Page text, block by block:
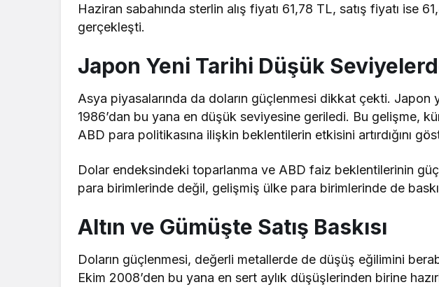
Haziran sabahında sterlin alış fiyatı 61,78 TL, satış fiyatı ise
gerçekleşti.
Japon Yeni Tarihi Düşük
Asya piyasalarında da doların güçlenmesi dikkat çekti. Japon
1986’dan bu yana en düşük seviyesine geriledi. Bu gelişme,
ABD para politikasına ilişkin beklentilerin etkisini artırdığını
Dolar endeksindeki toparlanma ve ABD faiz beklentilerinin
para birimlerinde değil, gelişmiş ülke para birimlerinde de baskı
Altın ve Gümüşte Satış Baskısı
Doların güçlenmesi, değerli metallerde de düşüş eğilimini
Ekim 2008’den bu yana en sert aylık düşüşlerinden birine